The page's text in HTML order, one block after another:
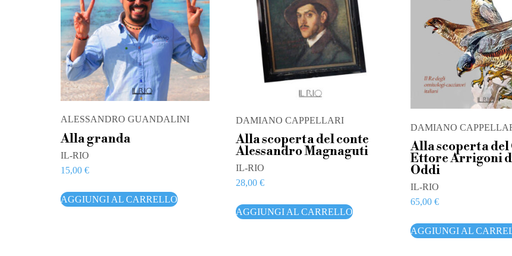
ALESSANDRO GUANDALINI
Alla granda
IL-RIO
15,00 €
AGGIUNGI AL CARRELLO
DAMIANO CAPPELLARI
Alla scoperta del conte
Alessandro Magnaguti
IL-RIO
28,00 €
AGGIUNGI AL CARRELLO
DAMIANO
Alla scoperta del
Ettore Arrigoni
Oddi
IL-RIO
65,00€
AGGIUNGI AL